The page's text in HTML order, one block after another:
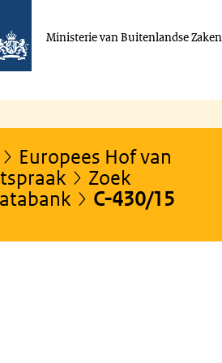
Ministerie van Buitenlandse Zaken
Europees Hof van
Zoek
C-430/15